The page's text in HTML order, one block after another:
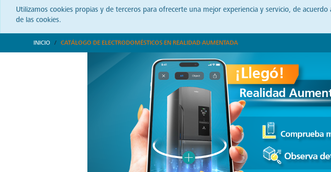
Utilizamos cookies propias y de terceros para ofrecerte una mejor experiencia y servicio, de
de las cookies.
INICIO CATÁLOGO DE ELECTRODOMÉSTICOS EN REALIDAD AUMENTADA